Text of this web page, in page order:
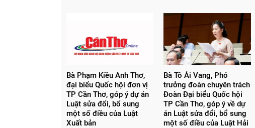
Bà Phạm Kiều Anh Thơ,
đại biểu Quốc hội đơn vị
TP Cần Thơ, góp ý dự án
Luật sửa đổi, bổ sung
một số điều của Luật
Xuất bản
Bà Tô Ái Vang, Phó
trưởng đoàn chuyên trách
Đoàn Đại biểu Quốc hội
TP Cần Thơ, góp ý về dự
án Luật sửa đổi, bổ sung
một số điều của Luật Hải